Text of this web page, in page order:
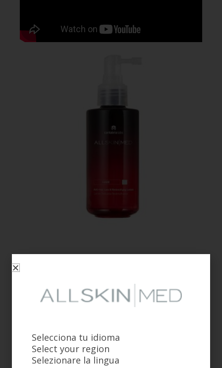
Selecciona tu idioma
Select your region
Selezionare la lingua